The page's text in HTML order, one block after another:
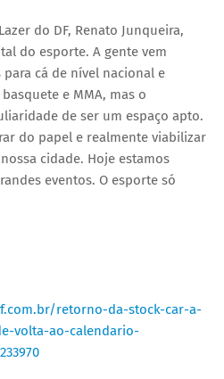
do DF, Renato Junqueira,
do esporte. A gente vem
cá de nível nacional e
e MMA, mas o
de ser um espaço apto.
do papel e realmente viabilizar
cidade. Hoje estamos
eventos. O esporte só
retorno-da-stock-car-a-
volta-ao-calendario-